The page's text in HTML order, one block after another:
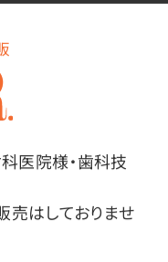
医院様・歯科技
はしておりませ
ングボトル